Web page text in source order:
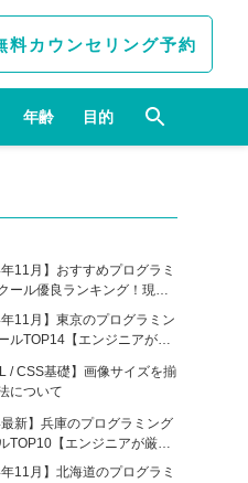
料カウンセリング予約
年齢 目的
年11月】おすすめプログラミ
ール優良ランキング！現役
アが選んだ人気プログラミ
ールの比較表あり
年11月】東京のプログラミン
ルTOP14【エンジニアが厳
/ CSS基礎】画像サイズを揃
について
最新】兵庫のプログラミング
TOP10【エンジニアが厳
年11月】北海道のプログラミ